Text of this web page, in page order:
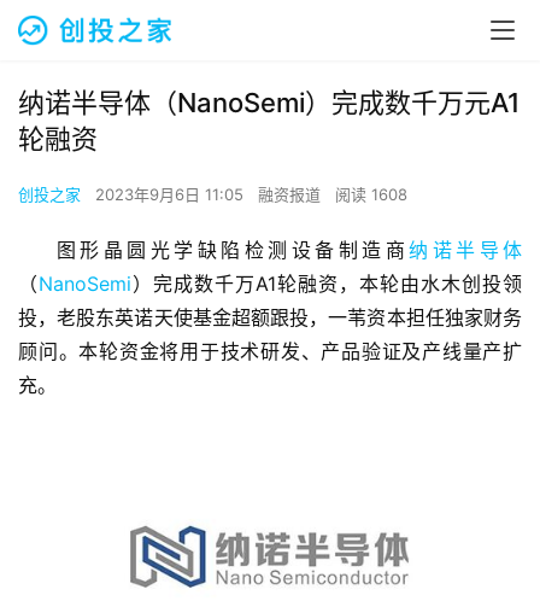
纳诺半导体（NanoSemi）完成数千万元A1
轮融资
创投之家 2023年9月6日 11:05 融资报道 阅读 1608
图形晶圆光学缺陷检测设备制造商纳诺半导体
（NanoSemi）完成数千万A1轮融资，本轮由水木创投领
投，老股东英诺天使基金超额跟投，一苇资本担任独家财务
顾问。本轮资金将用于技术研发、产品验证及产线量产扩
充。